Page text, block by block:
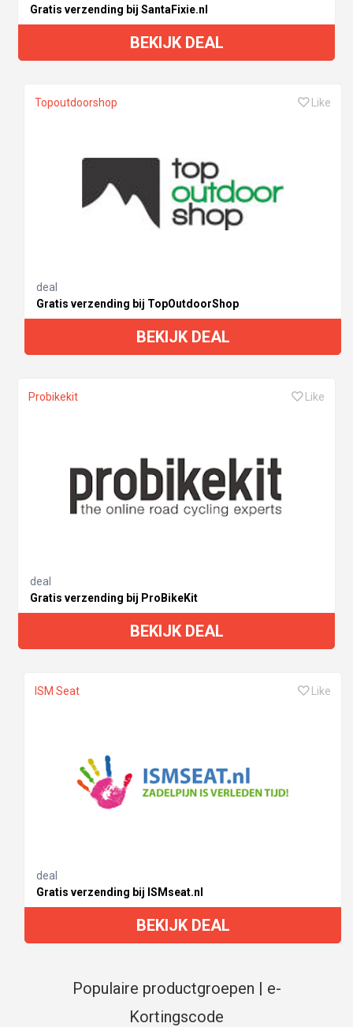
Gratis verzending bij SantaFixie.nl
BEKIJK DEAL
Topoutdoorshop Like
deal
Gratis verzending bij TopOutdoorShop
BEKIJK DEAL
Probikekit Like
deal
Gratis verzending bij ProBikeKit
BEKIJK DEAL
ISM Seat Like
deal
Gratis verzending bij ISMseat.nl
BEKIJK DEAL
Populaire productgroepen | e-
Kortingscode